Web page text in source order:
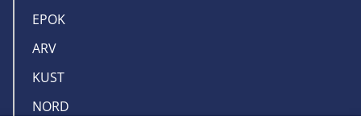
EPOK
ARV
KUST
NORD